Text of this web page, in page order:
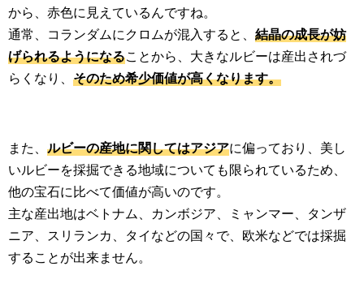
から、赤色に見えているんですね。
通常、コランダムにクロムが混入すると、 結晶の成長が妨
げられるようになることから、大きなルビーは産出されづ
らくなり、 そのため希少価値が高くなります。
また、 ルビーの産地に関してはアジアに偏っており、美し
いルビーを採掘できる地域についても限られているため、
他の宝石に比べて価値が高いのです。
主な産出地はベトナム、カンボジア、ミャンマー、タンザ
ニア、スリランカ、タイなどの国々で、欧米などでは採掘
することが出来ません。